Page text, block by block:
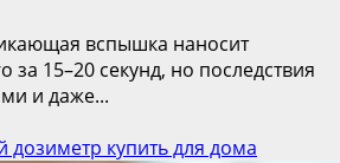
вспышка наносит
за 15–20 секунд, но последствия
и даже...
дозиметр купить для дома